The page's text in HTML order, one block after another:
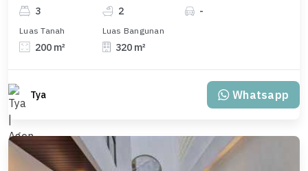
3 2 -
Luas Tanah
200 m²
Luas Bangunan
320 m²
Tya Whatsapp